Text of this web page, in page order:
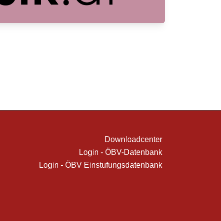
Downloadcenter
Login - ÖBV-Datenbank
Login - ÖBV Einstufungsdatenbank